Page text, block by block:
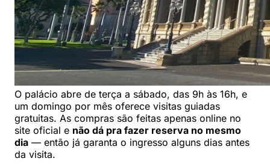
O palácio abre de terça a sábado, das 9h às 16h, e
um domingo por mês oferece visitas guiadas
gratuitas. As compras são feitas apenas online no
site oficial e não dá pra fazer reserva no mesmo
dia — então já garanta o ingresso alguns dias antes
da visita.